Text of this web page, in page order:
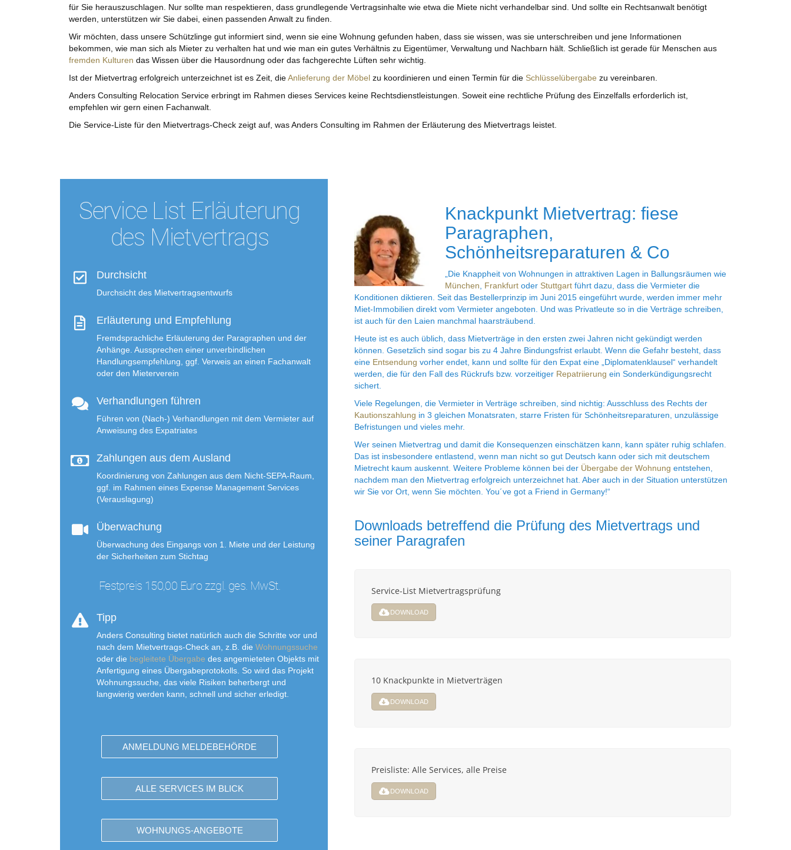
für Sie herauszuschlagen. Nur sollte man respektieren, dass grundlegende Vertragsinhalte wie etwa die Miete nicht verhandelbar sind. Und sollte ein Rechtsanwalt benötigt
werden, unterstützen wir Sie dabei, einen passenden Anwalt zu finden.
Wir möchten, dass unsere Schützlinge gut informiert sind, wenn sie eine Wohnung gefunden haben, dass sie wissen, was sie unterschreiben und jene Informationen
bekommen, wie man sich als Mieter zu verhalten hat und wie man ein gutes Verhältnis zu Eigentümer, Verwaltung und Nachbarn hält. Schließlich ist gerade für Menschen aus
fremden Kulturen das Wissen über die Hausordnung oder das fachgerechte Lüften sehr wichtig.
Ist der Mietvertrag erfolgreich unterzeichnet ist es Zeit, dieAnlieferung der Möbel zu koordinieren und einen Termin für die Schlüsselübergabe zu vereinbaren.
Anders Consulting Relocation Service erbringt im Rahmen dieses Services keine Rechtsdienstleistungen. Soweit eine rechtliche Prüfung des Einzelfalls erforderlich ist,
empfehlen wir gern einen Fachanwalt.
Die Service-Liste für den Mietvertrags-Check zeigt auf, was Anders Consulting im Rahmen der Erläuterung des Mietvertrags leistet.
Service List Erläuterung
des Mietvertrags
Durchsicht
Durchsicht des Mietvertragsentwurfs
Erläuterung und Empfehlung
Fremdsprachliche Erläuterung der Paragraphen und der
Anhänge. Aussprechen einer unverbindlichen
Handlungsempfehlung, ggf. Verweis an einen Fachanwalt
oder den Mieterverein
Verhandlungen führen
Führen von (Nach-) Verhandlungen mit dem Vermieter auf
Anweisung des Expatriates
Zahlungen aus dem Ausland
Koordinierung von Zahlungen aus dem Nicht-SEPA-Raum,
ggf. im Rahmen eines Expense Management Services
(Verauslagung)
Überwachung
Überwachung des Eingangs von 1. Miete und der Leistung
der Sicherheiten zum Stichtag
Festpreis 150,00 Euro zzgl. ges. MwSt.
Tipp
Anders Consulting bietet natürlich auch die Schritte vor und
nach dem Mietvertrags-Check an, z.B. die Wohnungssuche
oder die begleitete Übergabe des angemieteten Objekts mit
Anfertigung eines Übergabeprotokolls. So wird das Projekt
Wohnungssuche, das viele Risiken beherbergt und
langwierig werden kann, schnell und sicher erledigt.
ANMELDUNG MELDEBEHÖRDE
ALLE SERVICES IM BLICK
WOHNUNGS-ANGEBOTE
Knackpunkt Mietvertrag: fiese
Paragraphen,
Schönheitsreparaturen & Co
„Die Knappheit von Wohnungen in attraktiven Lagen in Ballungsräumen wie
München
Frankfurt oder Stuttgart führt dazu, dass die Vermieter die
Konditionen diktieren. Seit das Bestellerprinzip im Juni 2015 eingeführt wurde, werden immer mehr
Miet-Immobilien direkt vom Vermieter angeboten. Und was Privatleute so in die Verträge schreiben,
ist auch für den Laien manchmal haarsträubend.
Heute ist es auch üblich, dass Mietverträge in den ersten zwei Jahren nicht gekündigt werden
können. Gesetzlich sind sogar bis zu 4 Jahre Bindungsfrist erlaubt. Wenn die Gefahr besteht, dass
eine Entsendung vorher endet, kann und sollte für den Expat eine „Diplomatenklausel“ verhandelt
werden, die für den Fall des Rückrufs bzw. vorzeitiger Repatriierung ein Sonderkündigungsrecht
sichert.
Viele Regelungen, die Vermieter in Verträge schreiben, sind nichtig: Ausschluss des Rechts der
Kautionszahlung in 3 gleichen Monatsraten, starre Fristen für Schönheitsreparaturen, unzulässige
Befristungen und vieles mehr.
Wer seinen Mietvertrag und damit die Konsequenzen einschätzen kann, kann später ruhig schlafen.
Das ist insbesondere entlastend, wenn man nicht so gut Deutsch kann oder sich mit deutschem
Mietrecht kaum auskennt. Weitere Probleme können bei der Übergabe der Wohnung entstehen,
nachdem man den Mietvertrag erfolgreich unterzeichnet hat. Aber auch in der Situation unterstützen
wir Sie vor Ort, wenn Sie möchten. You´ve got a Friend in Germany!“
Downloads betreffend die Prüfung des Mietvertrags und
seiner Paragrafen
Service-List Mietvertragsprüfung
DOWNLOAD
10 Knackpunkte in Mietverträgen
DOWNLOAD
Preisliste: Alle Services, alle Preise
DOWNLOAD